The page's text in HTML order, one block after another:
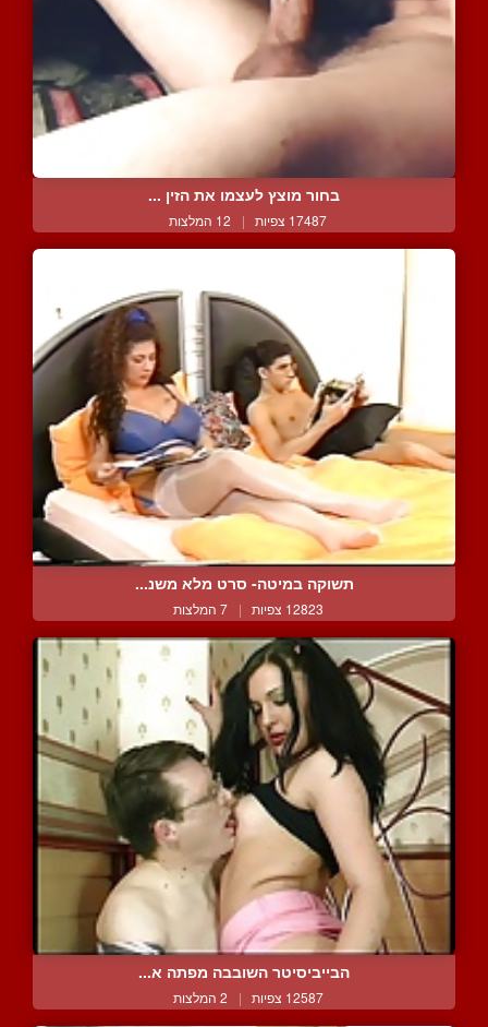
בחור מוצץ לעצמו את הזין ...
17487 צפיות | 12 המלצות
תשוקה במיטה- סרט מלא משנ...
12823 צפיות | 7 המלצות
הבייביסיטר השובבה מפתה א...
12587 צפיות | 2 המלצות